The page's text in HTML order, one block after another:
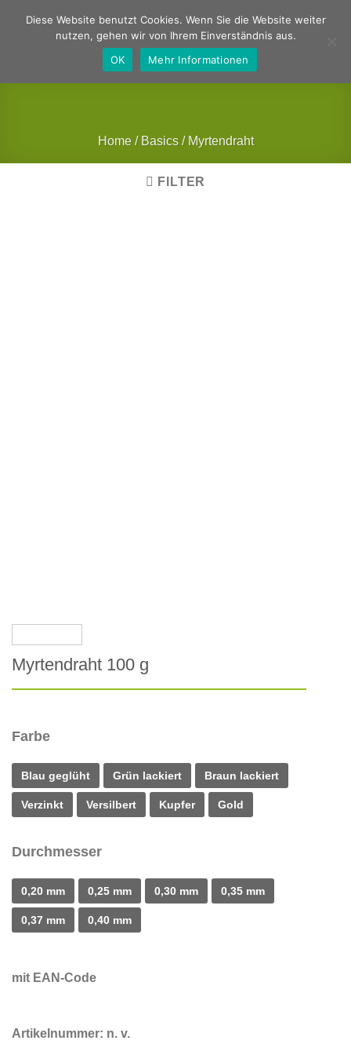
Home / Basics / Myrtendraht
FILTER
Myrtendraht 100 g
Farbe
Blau geglüht Grün lackiert Braun lackiert
Verzinkt Versilbert Kupfer Gold
Durchmesser
0,20 mm 0,25 mm 0,30 mm 0,35 mm
0,37 mm 0,40 mm
mit EAN-Code
Artikelnummer: n. v.
Diese Website benutzt Cookies. Wenn Sie die Website weiter
nutzen, gehen wir von Ihrem Einverständnis aus.
OK
Mehr Informationen